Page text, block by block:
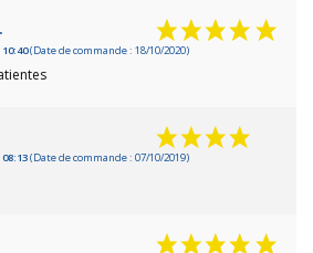
(Date de commande : 18/10/2020)
(Date de commande : 07/10/2019)